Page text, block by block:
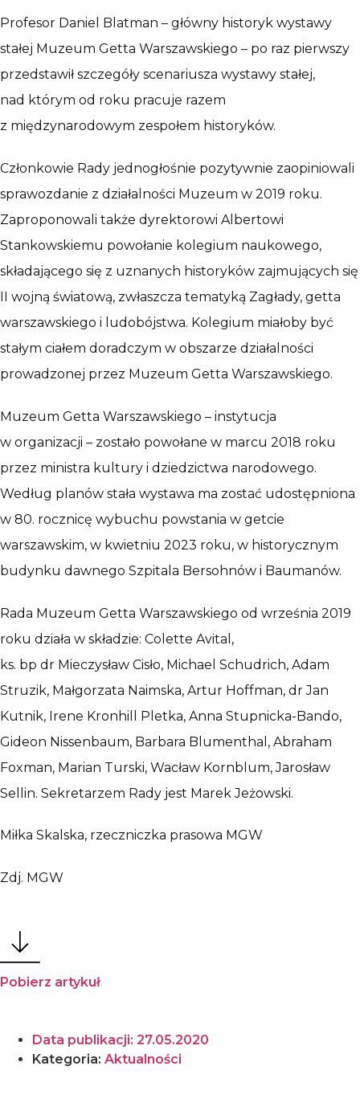
Profesor Daniel Blatman – główny historyk wystawy
stałej Muzeum Getta Warszawskiego – po raz pierwszy
przedstawił szczegóły scenariusza wystawy stałej,
nad którym od roku pracuje razem
z międzynarodowym zespołem historyków.
Członkowie Rady jednogłośnie pozytywnie zaopiniowali
sprawozdanie z działalności Muzeum w 2019 roku.
Zaproponowali także dyrektorowi Albertowi
Stankowskiemu powołanie kolegium naukowego,
składającego się z uznanych historyków zajmujących się
II wojną światową, zwłaszcza tematyką Zagłady, getta
warszawskiego i ludobójstwa. Kolegium miałoby być
stałym ciałem doradczym w obszarze działalności
prowadzonej przez Muzeum Getta Warszawskiego.
Muzeum Getta Warszawskiego – instytucja
w organizacji – zostało powołane w marcu 2018 roku
przez ministra kultury i dziedzictwa narodowego.
Według planów stała wystawa ma zostać udostępniona
w 80. rocznicę wybuchu powstania w getcie
warszawskim, w kwietniu 2023 roku, w historycznym
budynku dawnego Szpitala Bersohnów i Baumanów.
Rada Muzeum Getta Warszawskiego od września 2019
roku działa w składzie: Colette Avital,
ks. bp dr Mieczysław Cisło, Michael Schudrich, Adam
Struzik, Małgorzata Naimska, Artur Hoffman, dr Jan
Kutnik, Irene Kronhill Pletka, Anna Stupnicka-Bando,
Gideon Nissenbaum, Barbara Blumenthal, Abraham
Foxman, Marian Turski, Wacław Kornblum, Jarosław
Sellin. Sekretarzem Rady jest Marek Jeżowski.
Miłka Skalska, rzeczniczka prasowa MGW
Zdj. MGW
Pobierz artykuł
Data publikacji: 27.05.2020
Kategoria: Aktualności